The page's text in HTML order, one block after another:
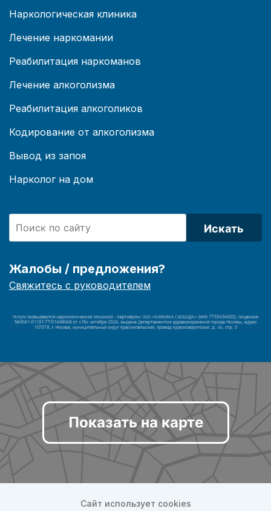
Наркологическая клиника
Лечение наркомании
Реабилитация наркоманов
Лечение алкоголизма
Реабилитация алкоголиков
Кодирование от алкоголизма
Вывод из запоя
Нарколог на дом
Искать
Жалобы / предложения?
Свяжитесь с руководителем
Показать на карте
Сайт использует cookies